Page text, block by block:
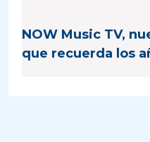
NOW Music TV,
que recuerda los